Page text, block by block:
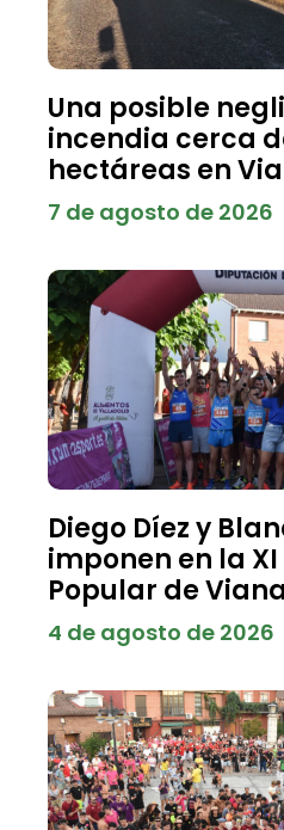
Una posible
incendia cerca
hectáreas en
7 de agosto de 2026
Diego Díez y
imponen en la
Popular de Viana
4 de agosto de 2026